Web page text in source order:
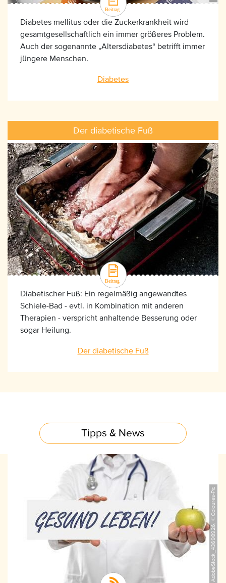
Diabetes mellitus oder die Zuckerkrankheit wird
gesamtgesellschaftlich ein immer größeres Problem.
Auch der sogenannte „Altersdiabetes“ betrifft immer
jüngere Menschen.
Diabetes
Der diabetische Fuß
Diabetischer Fuß: Ein regelmäßig angewandtes
Schiele-Bad - evtl. in Kombination mit anderen
Therapien - verspricht anhaltende Besserung oder
sogar Heilung.
Der diabetische Fuß
Tipps & News
AdobeStock_43698926, ©Coloures-Pic